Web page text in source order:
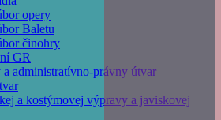
opery
Baletu
činohry
GR
administratívno-právny útvar
a kostýmovej výpravy a javiskovej